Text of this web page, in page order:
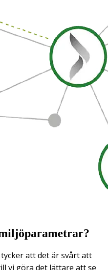
att det är svårt att
vi göra det lättare att se